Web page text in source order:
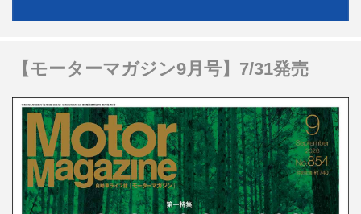
【モーターマガジン9月号】7/31発売